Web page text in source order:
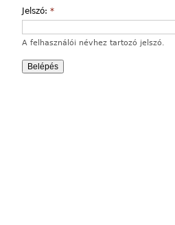
Jelszó: *
A felhasználói névhez tartozó jelszó.